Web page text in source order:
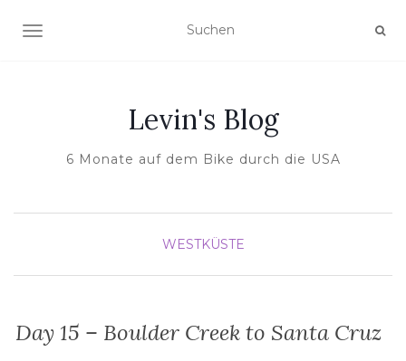
NAVIGATION UMSCHALTEN
Levin's Blog
6 Monate auf dem Bike durch die USA
WESTKÜSTE
Day 15 – Boulder Creek to Santa Cruz